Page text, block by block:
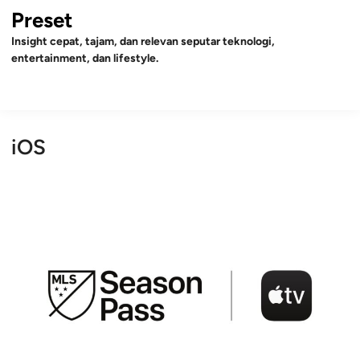
Skip
content
Preset
Insight cepat, tajam, dan relevan seputar teknologi,
entertainment, dan lifestyle.
iOS